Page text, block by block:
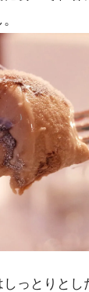
っとりとし